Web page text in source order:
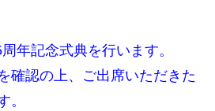
年記念式典を行います。
確認の上、ご出席いただきた
。